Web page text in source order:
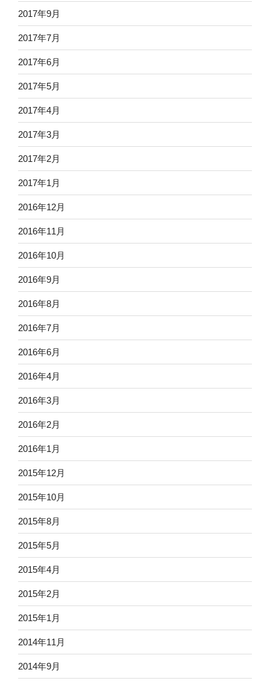
2017年9月
2017年7月
2017年6月
2017年5月
2017年4月
2017年3月
2017年2月
2017年1月
2016年12月
2016年11月
2016年10月
2016年9月
2016年8月
2016年7月
2016年6月
2016年4月
2016年3月
2016年2月
2016年1月
2015年12月
2015年10月
2015年8月
2015年5月
2015年4月
2015年2月
2015年1月
2014年11月
2014年9月